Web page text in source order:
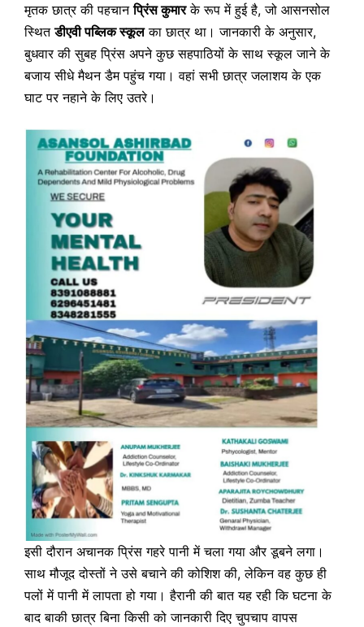
मृतक छात्र की पहचानप्रिंस कुमारके रूप में हुई है, जो आसनसोल
स्थितडीएवी पब्लिक स्कूलका छात्र था। जानकारी के अनुसार,
बुधवार की सुबह प्रिंस अपने कुछ सहपाठियों के साथ स्कूल जाने के
बजाय सीधे मैथन डैम पहुंच गया। वहां सभी छात्र जलाशय के एक
घाट पर नहाने के लिए उतरे।
इसी दौरान अचानक प्रिंस गहरे पानी में चला गया और डूबने लगा।
साथ मौजूद दोस्तों ने उसे बचाने की कोशिश की, लेकिन वह कुछ ही
पलों में पानी में लापता हो गया। हैरानी की बात यह रही कि घटना के
बाद बाकी छात्र बिना किसी को जानकारी दिए चुपचाप वापस